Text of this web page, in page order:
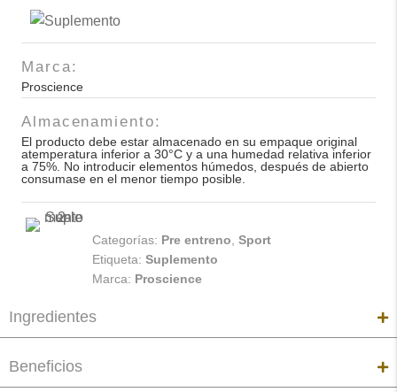
30
Marca:
Proscience
Almacenamiento:
El producto debe estar almacenado en su empaque original
atemperatura inferior a 30°C y a una humedad relativa inferior
a 75%. No introducir elementos húmedos, después de abierto
consumase en el menor tiempo posible.
Categorías: Pre entreno Sport
Etiqueta: Suplemento
Marca: Proscience
Ingredientes
Beneficios